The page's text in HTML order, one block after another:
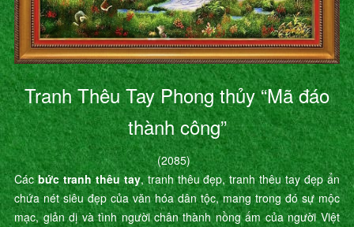
Tranh Thêu Tay Phong thủy “Mã đáo
thành công”
(2085)
Cácbức tranh thêu tay, tranh thêu đẹp, tranh thêu tay đẹp ẩn
chứa nét siêu đẹp của văn hóa dân tộc, mang trong đó sự mộc
mạc, giản dị và tình người chân thành nồng ấm của người Việt